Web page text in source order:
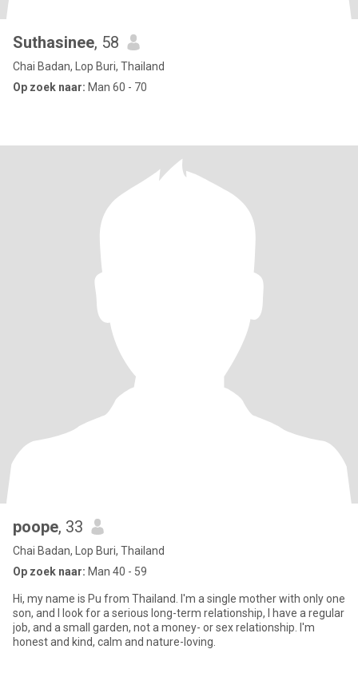
Suthasinee, 58
Chai Badan, Lop Buri, Thailand
Op zoek naar: Man 60 - 70
poope, 33
Chai Badan, Lop Buri, Thailand
Op zoek naar: Man 40 - 59
Hi, my name is Pu from Thailand. I'm a single mother with only one
son, and I look for a serious long-term relationship, I have a regular
job, and a small garden, not a money- or sex relationship. I'm
honest and kind, calm and nature-loving.